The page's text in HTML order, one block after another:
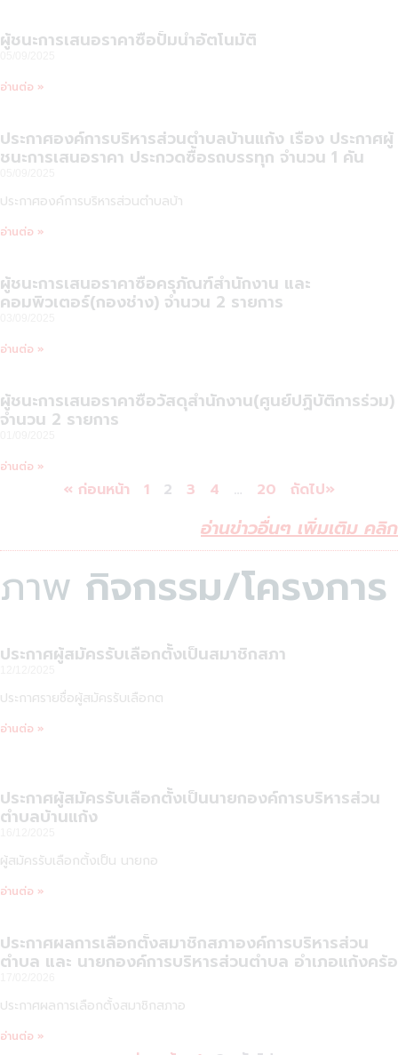
ผู้ชนะการเสนอราคาซื้อปั้มน้ำอัตโนมัติ
อ่านต่อ »
ประกาศองค์การบริหารส่วนตำบลบ้านแก้ง เรื่อง ประกาศผู้
ชนะการเสนอราคา ประกวดซื้อรถบรรทุก จำนวน 1 คัน
ประกาศองค์การบริหารส่วนตำบลบ้า
อ่านต่อ »
ผู้ชนะการเสนอราคาซื้อครุภัณฑ์สำนักงาน และ
คอมพิวเตอร์(กองช่าง) จำนวน 2 รายการ
อ่านต่อ »
ผู้ชนะการเสนอราคาซื้อวัสดุสำนักงาน(ศูนย์ปฏิบัติการร่วม)
จำนวน 2 รายการ
อ่านต่อ »
« ก่อนหน้า 1 2 3 4 … 20 ถัดไป»
อ่านข่าวอื่นๆ เพิ่มเติม คลิก
ภาพ กิจกรรม/โครงการ
ประกาศผู้สมัครรับเลือกตั้งเป็นสมาชิกสภา
ประกาศรายชื่อผู้สมัครรับเลือกต
อ่านต่อ »
ประกาศผู้สมัครรับเลือกตั้งเป็นนายกองค์การบริหารส่วน
ตำบลบ้านแก้ง
ผู้สมัครรับเลือกตั้งเป็น นายกอ
อ่านต่อ »
ประกาศผลการเลือกตั้งสมาชิกสภาองค์การบริหารส่วน
ตำบล และ นายกองค์การบริหารส่วนตำบล อำเภอแก้งคร้อ
ประกาศผลการเลือกตั้งสมาชิกสภาอ
อ่านต่อ »